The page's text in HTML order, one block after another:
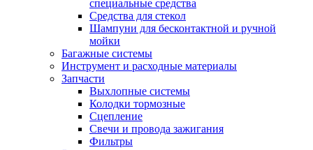
специальные средства
Средства для стекол
Шампуни для бесконтактной и ручной
мойки
Багажные системы
Инструмент и расходные материалы
Запчасти
Выхлопные системы
Колодки тормозные
Сцепление
Свечи и провода зажигания
Фильтры